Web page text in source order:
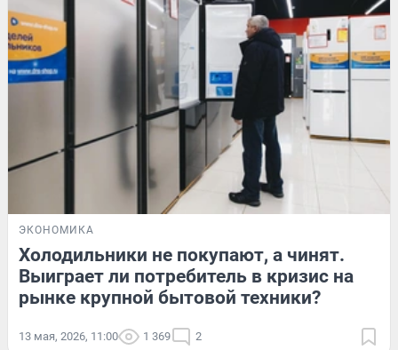
ЭКОНОМИКА
Холодильники не покупают, а чинят.
Выиграет ли потребитель в кризис на
рынке крупной бытовой техники?
13 мая, 2026, 11:00 1 369 2